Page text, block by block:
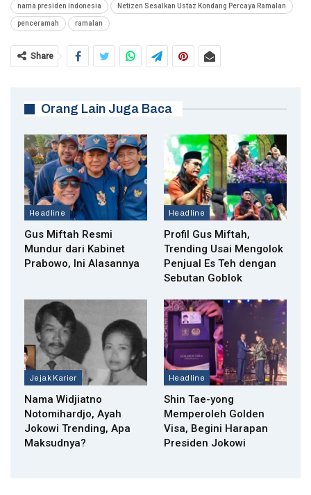
nama presiden indonesia Netizen Sesalkan Ustaz Kondang Percaya Ramalan
penceramah ramalan
Share
Orang Lain Juga Baca
Headline
Gus Miftah Resmi
Mundur dari Kabinet
Prabowo, Ini Alasannya
Headline
Profil Gus Miftah,
Trending Usai Mengolok
Penjual Es Teh dengan
Sebutan Goblok
Jejak Karier
Nama Widjiatno
Notomihardjo, Ayah
Jokowi Trending, Apa
Maksudnya?
Headline
Shin Tae-yong
Memperoleh Golden
Visa, Begini Harapan
Presiden Jokowi